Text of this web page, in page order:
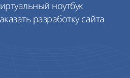
ноутбук
разработку сайта